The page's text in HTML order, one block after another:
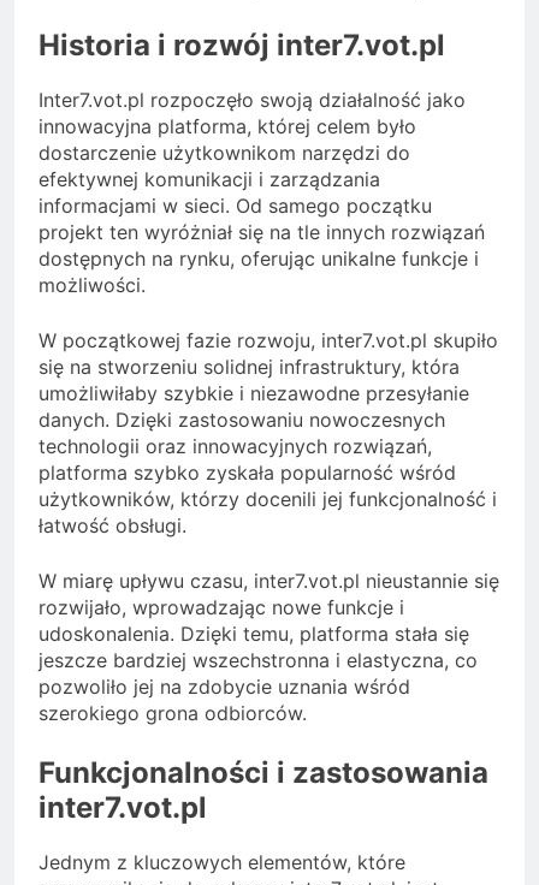
Historia i rozwój inter7.vot.pl
Inter7.vot.pl rozpoczęło swoją działalność jako
innowacyjna platforma, której celem było
dostarczenie użytkownikom narzędzi do
efektywnej komunikacji i zarządzania
informacjami w sieci. Od samego początku
projekt ten wyróżniał się na tle innych rozwiązań
dostępnych na rynku, oferując unikalne funkcje i
możliwości.
W początkowej fazie rozwoju, inter7.vot.pl skupiło
się na stworzeniu solidnej infrastruktury, która
umożliwiłaby szybkie i niezawodne przesyłanie
danych. Dzięki zastosowaniu nowoczesnych
technologii oraz innowacyjnych rozwiązań,
platforma szybko zyskała popularność wśród
użytkowników, którzy docenili jej funkcjonalność i
łatwość obsługi.
W miarę upływu czasu, inter7.vot.pl nieustannie się
rozwijało, wprowadzając nowe funkcje i
udoskonalenia. Dzięki temu, platforma stała się
jeszcze bardziej wszechstronna i elastyczna, co
pozwoliło jej na zdobycie uznania wśród
szerokiego grona odbiorców.
Funkcjonalności i zastosowania
inter7.vot.pl
Jednym z kluczowych elementów, które